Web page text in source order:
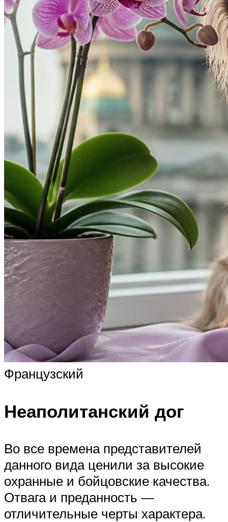
Французский
Неаполитанский дог
Во все времена представителей
данного вида ценили за высокие
охранные и бойцовские качества.
Отвага и преданность —
отличительные черты характера.